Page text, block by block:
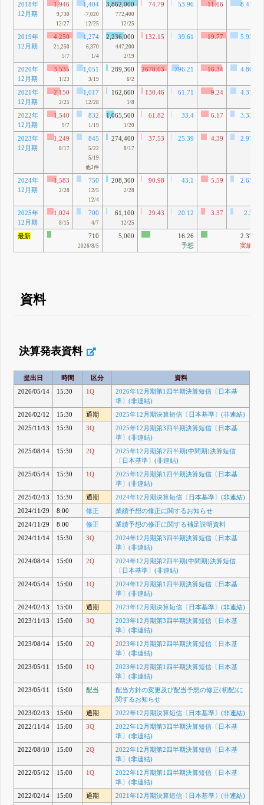
2018年
12月期
1,946
9,730
12/27
1,404
7,020
12/25
3,862,000
772,400
12/25
74.79 53.96 11.66
8.41
2019年
12月期
4,250
21,250
5/7
1,274
6,370
1/4
2,236,000
447,200
2/19
132.15 39.61 19.77
5.93
2020年
12月期
3,535
1/23
1,051
3/19
289,300
6/2
2678.03 796.21 16.34
4.86
2021年
12月期
2,150
2/25
1,017
12/28
162,600
1/8
130.46 61.71 9.24
4.37
2022年
12月期
1,540
9/7
832
1/19
1,065,500
1/20
61.82 33.4 6.17
3.33
2023年
12月期
1,249
8/17
845
5/22
5/19
他2件
274,400
8/17
37.53 25.39 4.39
2.97
2024年
12月期
1,583
2/28
750
12/5
12/4
208,300
2/28
90.98 43.1 5.59
2.65
2025年
12月期
1,024
8/15
700
4/7
61,100
12/25
29.43 20.12 3.37 2.3
最新 710
2026/8/5
5,000
16.26
予想
2.37
実績
資料
決算発表資料
提出日 時間 区分
資料
2026/05/14
15:30 1Q
2026年12月期第1四半期決算短信〔日本基
準〕(非連結)
2026/02/12
15:30 通期
2025年12月期決算短信〔日本基準〕(非連結)
2025/11/13
15:30 3Q
2025年12月期第3四半期決算短信〔日本基
準〕(非連結)
2025/08/14
15:30 2Q
2025年12月期第2四半期(中間期)決算短信
〔日本基準〕(非連結)
2025/05/14
15:30 1Q
2025年12月期第1四半期決算短信〔日本基
準〕(非連結)
2025/02/13
15:30 通期
2024年12月期決算短信〔日本基準〕(非連結)
2024/11/29
8:00 修正
業績予想の修正に関するお知らせ
2024/11/29
8:00 修正
業績予想の修正に関する補足説明資料
2024/11/14
15:30 3Q
2024年12月期第3四半期決算短信〔日本基
準〕(非連結)
2024/08/14
15:00 2Q
2024年12月期第2四半期(中間期)決算短信
〔日本基準〕(非連結)
2024/05/14
15:00 1Q
2024年12月期第1四半期決算短信〔日本基
準〕(非連結)
2024/02/13
15:00 通期
2023年12月期決算短信〔日本基準〕(非連結)
2023/11/13
15:00 3Q
2023年12月期第3四半期決算短信〔日本基
準〕(非連結)
2023/08/14
15:00 2Q
2023年12月期第2四半期決算短信〔日本基
準〕(非連結)
2023/05/11
15:00 1Q
2023年12月期第1四半期決算短信〔日本基
準〕(非連結)
2023/05/11
15:00 配当
配当方針の変更及び配当予想の修正(初配)に
関するお知らせ
2023/02/13
15:00 通期
2022年12月期決算短信〔日本基準〕(非連結)
2022/11/14
15:00 3Q
2022年12月期第3四半期決算短信〔日本基
準〕(非連結)
2022/08/10
15:00 2Q
2022年12月期第2四半期決算短信〔日本基
準〕(非連結)
2022/05/12
15:00 1Q
2022年12月期第1四半期決算短信〔日本基
準〕(非連結)
2022/02/14
15:00 通期
2021年12月期決算短信〔日本基準〕(非連結)